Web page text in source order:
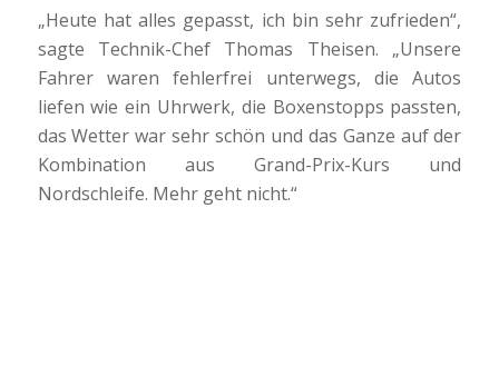
„Heute hat alles gepasst, ich bin sehr zufrieden“,
sagte Technik-Chef Thomas Theisen. „Unsere
Fahrer waren fehlerfrei unterwegs, die Autos
liefen wie ein Uhrwerk, die Boxenstopps passten,
das Wetter war sehr schön und das Ganze auf der
Kombination aus Grand-Prix-Kurs und
Nordschleife. Mehr geht nicht.“